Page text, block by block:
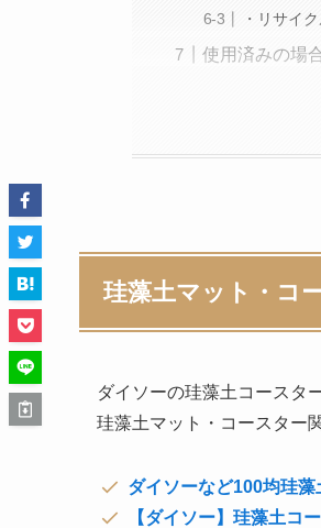
・リサイ
使用済みの場
珪藻土マット・コ
ダイソーの珪藻土コースタ
珪藻土マット・コースター
ダイソーなど100均珪藻
【ダイソー】珪藻土コ